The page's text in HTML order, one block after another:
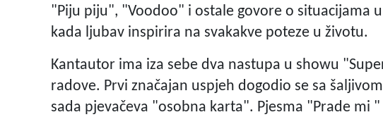
"Piju piju", "Voodoo" i ostale govore o situacijama
kada ljubav inspirira na svakakve poteze u životu.
Kantautor ima iza sebe dva nastupa u showu
radove. Prvi značajan uspjeh dogodio se sa
sada pjevačeva "osobna karta". Pjesma "Prade mi